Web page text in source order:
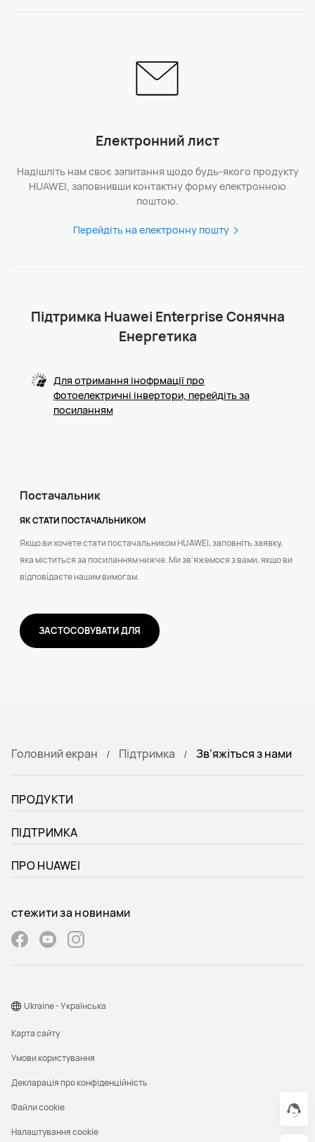
Електронний лист
Надішліть нам своє запитання щодо будь-якого продукту
HUAWEI, заповнивши контактну форму електронною
поштою.
Перейдіть на електронну пошту
Підтримка Huawei Enterprise Сонячна
Енергетика
Для отримання інофрмації про
фотоелектричні інвертори, перейдіть за
посиланням
Постачальник
ЯК СТАТИ ПОСТАЧАЛЬНИКОМ
Якщо ви хочете стати постачальником HUAWEI, заповніть заявку,
яка міститься за посиланням нижче. Ми зв'яжемося з вами, якщо ви
відповідаєте нашим вимогам.
ЗАСТОСОВУВАТИ ДЛЯ
Головний екран Підтримка Зв'яжіться з нами
ПРОДУКТИ
ПІДТРИМКА
ПРО HUAWEI
стежити за новинами
Карта сайту
Умови користування
Декларація про конфіденційність
Файли сookie
Налаштування cookie
Ukraine - Українська